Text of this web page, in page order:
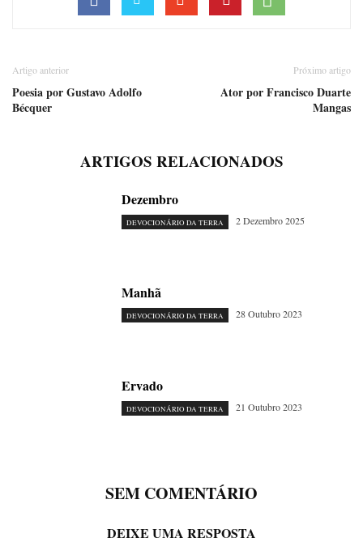
Artigo anterior
Poesia por Gustavo Adolfo
Bécquer
Próximo artigo
Ator por Francisco Duarte
Mangas
ARTIGOS RELACIONADOS
Dezembro
DEVOCIONÁRIO DA TERRA 2 Dezembro 2025
Manhã
DEVOCIONÁRIO DA TERRA 28 Outubro 2023
Ervado
DEVOCIONÁRIO DA TERRA 21 Outubro 2023
SEM COMENTÁRIO
DEIXE UMA RESPOSTA